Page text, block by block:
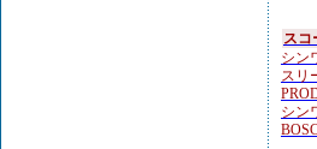
スコ
シン
スリ
シン